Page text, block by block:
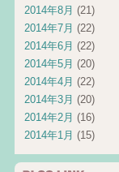
2014年8月 (21)
2014年7月 (22)
2014年6月 (22)
2014年5月 (20)
2014年4月 (22)
2014年3月 (20)
2014年2月 (16)
2014年1月 (15)